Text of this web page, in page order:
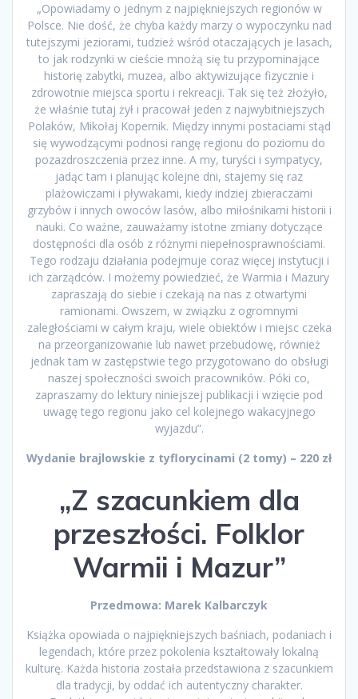
„Opowiadamy o jednym z najpiękniejszych regionów w
Polsce. Nie dość, że chyba każdy marzy o wypoczynku nad
tutejszymi jeziorami, tudzież wśród otaczających je lasach,
to jak rodzynki w cieście mnożą się tu przypominające
historię zabytki, muzea, albo aktywizujące fizycznie i
zdrowotnie miejsca sportu i rekreacji. Tak się też złożyło,
że właśnie tutaj żył i pracował jeden z najwybitniejszych
Polaków, Mikołaj Kopernik. Między innymi postaciami stąd
się wywodzącymi podnosi rangę regionu do poziomu do
pozazdroszczenia przez inne. A my, turyści i sympatycy,
jadąc tam i planując kolejne dni, stajemy się raz
plażowiczami i pływakami, kiedy indziej zbieraczami
grzybów i innych owoców lasów, albo miłośnikami historii i
nauki. Co ważne, zauważamy istotne zmiany dotyczące
dostępności dla osób z różnymi niepełnosprawnościami.
Tego rodzaju działania podejmuje coraz więcej instytucji i
ich zarządców. I możemy powiedzieć, że Warmia i Mazury
zapraszają do siebie i czekają na nas z otwartymi
ramionami. Owszem, w związku z ogromnymi
zaległościami w całym kraju, wiele obiektów i miejsc czeka
na przeorganizowanie lub nawet przebudowę, również
jednak tam w zastępstwie tego przygotowano do obsługi
naszej społeczności swoich pracowników. Póki co,
zapraszamy do lektury niniejszej publikacji i wzięcie pod
uwagę tego regionu jako cel kolejnego wakacyjnego
wyjazdu”.
Wydanie brajlowskie z tyflorycinami (2 tomy) – 220 zł
„Z szacunkiem dla
przeszłości. Folklor
Warmii i Mazur”
Przedmowa: Marek Kalbarczyk
Książka opowiada o najpiękniejszych baśniach, podaniach i
legendach, które przez pokolenia kształtowały lokalną
kulturę. Każda historia została przedstawiona z szacunkiem
dla tradycji, by oddać ich autentyczny charakter.